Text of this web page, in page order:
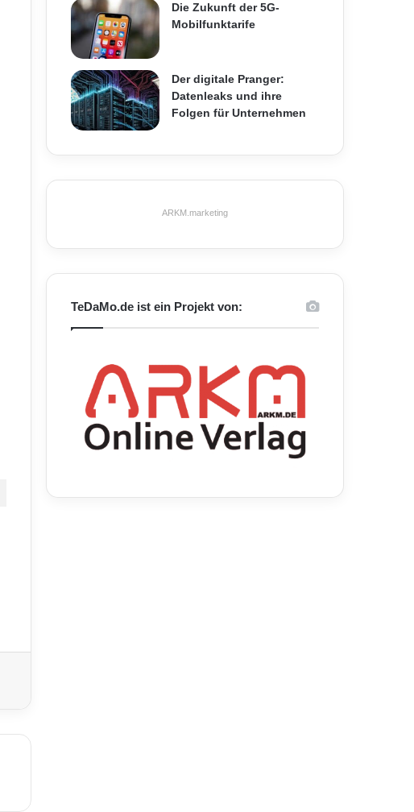
Die Zukunft der 5G-
Mobilfunktarife
Der digitale Pranger:
Datenleaks und ihre
Folgen für Unternehmen
ARKM.marketing
TeDaMo.de ist ein Projekt von: